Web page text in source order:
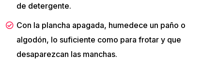
de detergente.
Con la plancha apagada, humedece un paño o
algodón, lo suficiente como para frotar y que
desaparezcan las manchas.